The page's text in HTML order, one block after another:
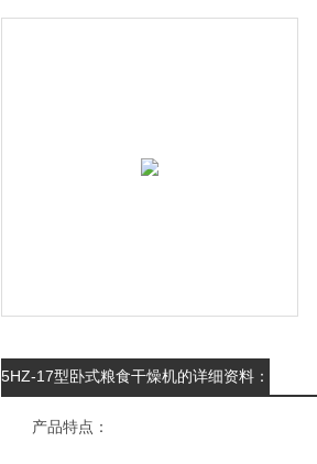
5HZ-17型卧式粮食干燥机的详细资料：
产品特点：